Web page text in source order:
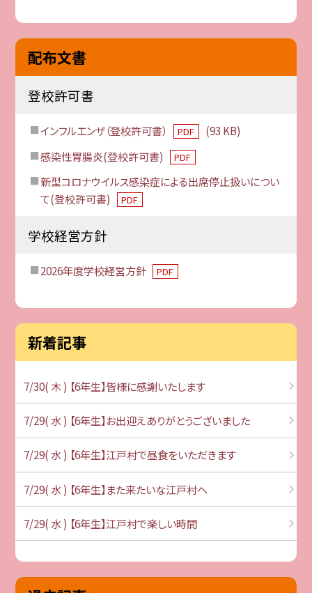
配布文書
登校許可書
インフルエンザ（登校許可書） PDF
(93 KB)
感染性胃腸炎(登校許可書)
PDF
新型コロナウイルス感染症による出席停止扱いについ
て(登校許可書)
PDF
学校経営方針
2026年度学校経営方針 PDF
新着記事
7/30( 木 ) 【6年生】皆様に感謝いたします
7/29( 水 ) 【6年生】お出迎えありがとうございました
7/29( 水 ) 【6年生】江戸村で昼食をいただきます
7/29( 水 ) 【6年生】また来たいな江戸村へ
7/29( 水 ) 【6年生】江戸村で楽しい時間